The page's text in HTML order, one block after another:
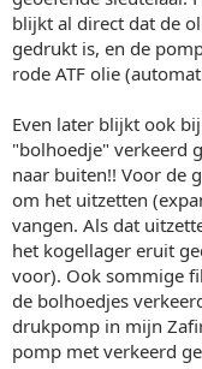
blijkt al direct dat de
gedrukt is, en de
rode ATF olie
Even later blijkt ook
"bolhoedje" verkeerd
naar buiten!! Voor de
om het uitzetten
vangen. Als dat
het kogellager eruit
voor). Ook sommige
de bolhoedjes
drukpomp in mijn
pomp met verkeerd